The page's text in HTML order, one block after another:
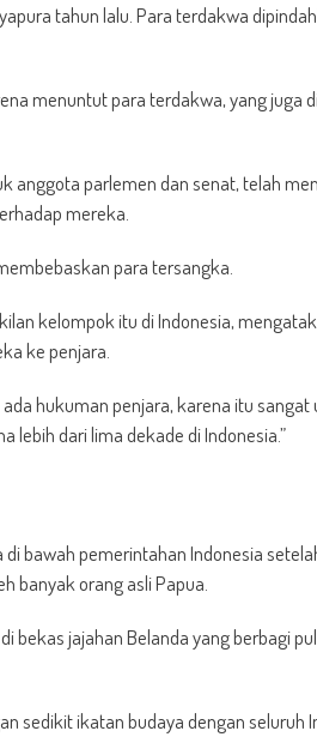
tahun lalu. Para terdakwa
menuntut para terdakwa, yang juga
anggota parlemen dan senat, telah
mereka.
para tersangka.
kelompok itu di Indonesia,
ke penjara.
hukuman penjara, karena itu sangat
lebih dari lima dekade di Indonesia.”
bawah pemerintahan Indonesia
banyak orang asli Papua.
jajahan Belanda yang berbagi
sedikit ikatan budaya dengan seluruh